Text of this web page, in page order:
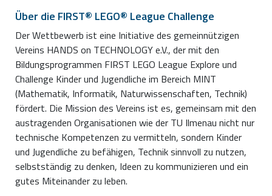
Über die FIRST® LEGO® League Challenge
Der Wettbewerb ist eine Initiative des gemeinnützigen
Vereins HANDS on TECHNOLOGY e.V., der mit den
Bildungsprogrammen FIRST LEGO League Explore und
Challenge Kinder und Jugendliche im Bereich MINT
(Mathematik, Informatik, Naturwissenschaften, Technik)
fördert. Die Mission des Vereins ist es, gemeinsam mit den
austragenden Organisationen wie der TU Ilmenau nicht nur
technische Kompetenzen zu vermitteln, sondern Kinder
und Jugendliche zu befähigen, Technik sinnvoll zu nutzen,
selbstständig zu denken, Ideen zu kommunizieren und ein
gutes Miteinander zu leben.